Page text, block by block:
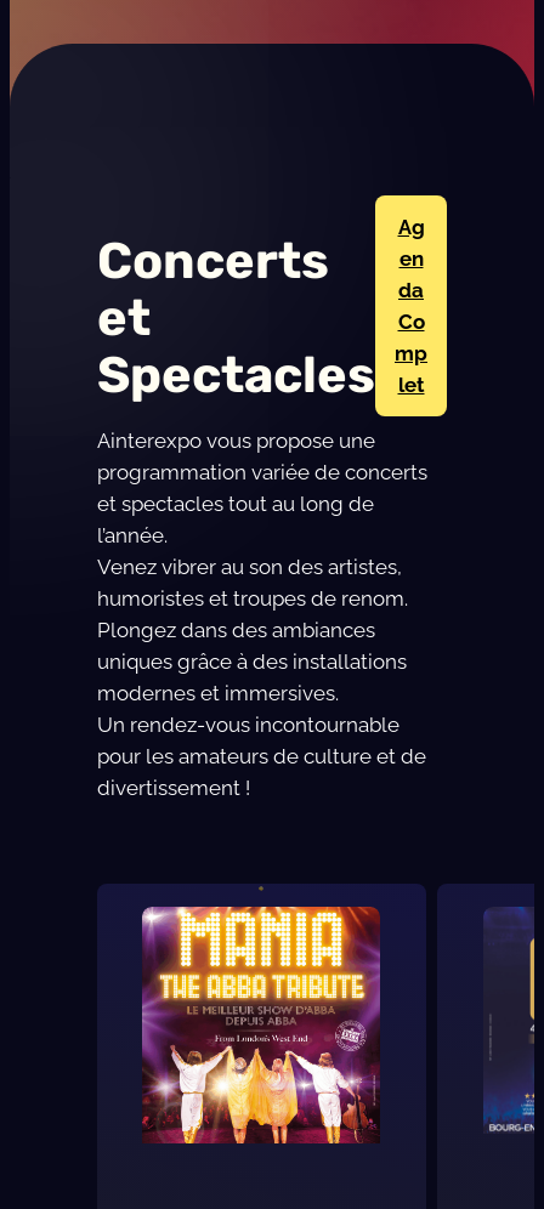
a
Concerts
et
Spectacles
Ag
en
da
Co
mp
let
Ainterexpo vous propose une
programmation variée de concerts
et spectacles tout au long de
l’année.
Venez vibrer au son des artistes,
humoristes et troupes de renom.
Plongez dans des ambiances
uniques grâce à des installations
modernes et immersives.
Un rendez-vous incontournable
pour les amateurs de culture et de
divertissement !